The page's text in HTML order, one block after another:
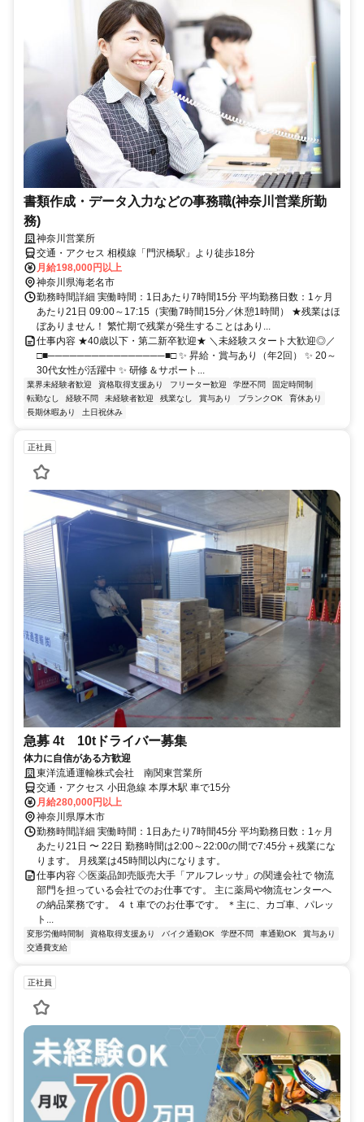
書類作成・データ入力などの事務職(神奈川営業所勤
務)
神奈川営業所
交通・アクセス 相模線「門沢橋駅」より徒歩18分
月給198,000円以上
神奈川県海老名市
勤務時間詳細 実働時間：1日あたり7時間15分 平均勤務日数：1ヶ月
あたり21日 09:00～17:15（実働7時間15分／休憩1時間） ★残業はほ
ぼありません！ 繁忙期で残業が発生することはあり...
仕事内容 ★40歳以下・第二新卒歓迎★ ＼未経験スタート大歓迎◎／
□■────────────────■□ ✨ 昇給・賞与あり（年2回） ✨ 20～
30代女性が活躍中 ✨ 研修＆サポート...
業界未経験者歓迎 資格取得支援あり フリーター歓迎 学歴不問
固定時間制
転勤なし
経験不問 未経験者歓迎 残業なし 賞与あり ブランクOK
育休あり
長期休暇あり
土日祝休み
正社員
急募 4t 10tドライバー募集
体力に自信がある方歓迎
東洋流通運輸株式会社 南関東営業所
交通・アクセス 小田急線 本厚木駅 車で15分
月給280,000円以上
神奈川県厚木市
勤務時間詳細 実働時間：1日あたり7時間45分 平均勤務日数：1ヶ月
あたり21日 〜 22日 勤務時間は2:00～22:00の間で7:45分＋残業にな
ります。 月残業は45時間以内になります。
仕事内容 ◇医薬品卸売販売大手「アルフレッサ」の関連会社で 物流
部門を担っている会社でのお仕事です。 主に薬局や物流センターへ
の納品業務です。 ４ｔ車でのお仕事です。 ＊主に、カゴ車、パレッ
ト...
変形労働時間制 資格取得支援あり バイク通勤OK 学歴不問 車通勤OK
賞与あり
交通費支給
正社員